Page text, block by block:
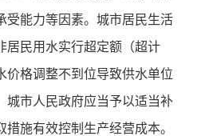
受能力等因素。城市居民生活
居民用水实行超定额（超计
价格调整不到位导致供水单位
城市人民政府应当予以适当补
施有效控制生产经营成本。